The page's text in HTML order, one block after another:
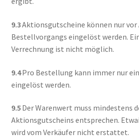
9.3Aktionsgutscheine können nur vor
Bestellvorgangs eingelöst werden.
Verrechnung ist nicht möglich.
9.4Pro Bestellung kann immer nur
eingelöst werden.
9.5 Der Warenwert muss mindestens
Aktionsgutscheins entsprechen.
wird vom Verkäufer nicht erstattet.